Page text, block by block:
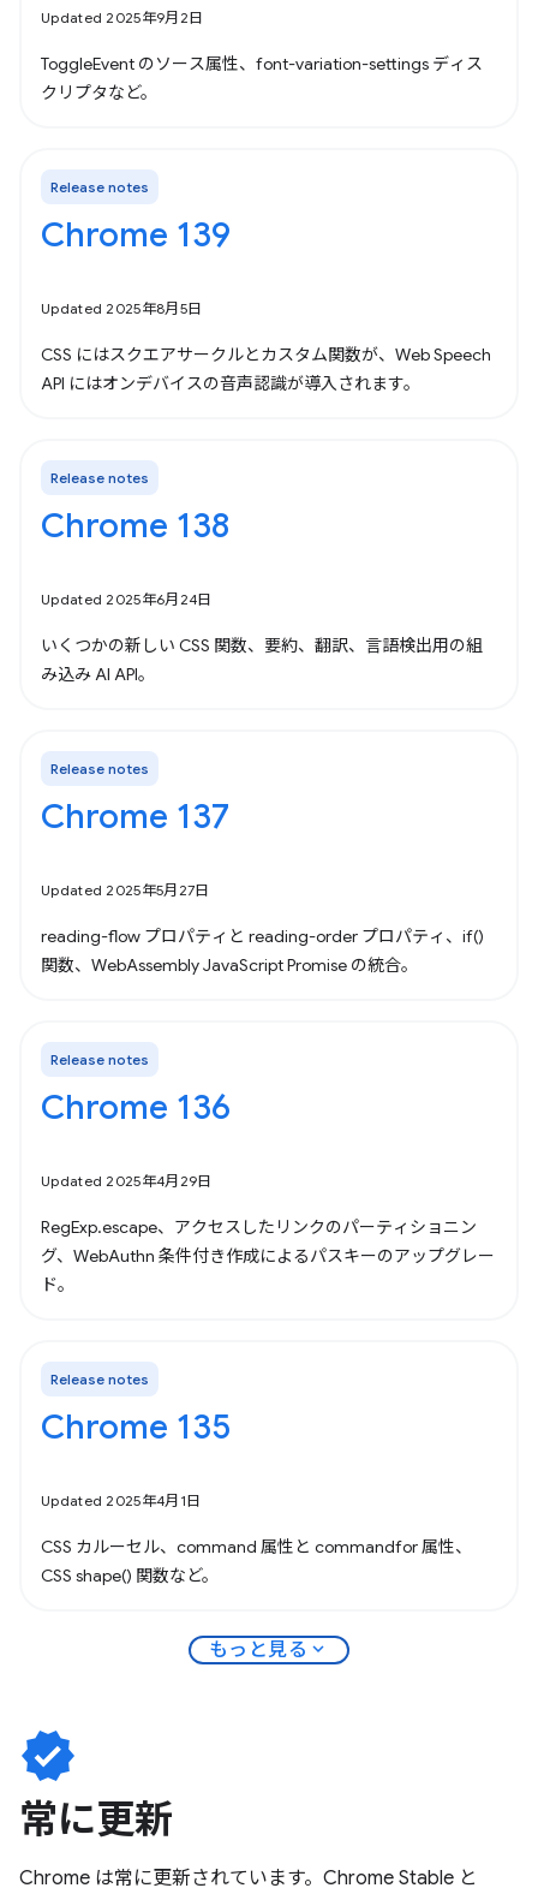
Updated 2025年9月2日
ToggleEvent のソース属性、font-variation-settings ディス
クリプタなど。
Release notes
Chrome 139
Updated 2025年8月5日
CSS にはスクエアサークルとカスタム関数が、Web Speech
API にはオンデバイスの音声認識が導入されます。
Release notes
Chrome 138
Updated 2025年6月24日
いくつかの新しい CSS 関数、要約、翻訳、言語検出用の組
み込み AI API。
Release notes
Chrome 137
Updated 2025年5月27日
reading-flow プロパティと reading-order プロパティ、if()
関数、WebAssembly JavaScript Promise の統合。
Release notes
Chrome 136
Updated 2025年4月29日
RegExp.escape、アクセスしたリンクのパーティショニン
グ、WebAuthn 条件付き作成によるパスキーのアップグレー
ド。
Release notes
Chrome 135
Updated 2025年4月1日
CSS カルーセル、command 属性と commandfor 属性、
CSS shape() 関数など。
もっと見る expand_more
verified
常に更新
Chrome は常に更新されています。Chrome Stable と